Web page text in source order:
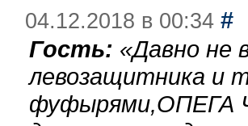
04.12.2018 в 00:34 #
Гость: «Давно не
левозащитника и
фуфырями,ОПЕГА